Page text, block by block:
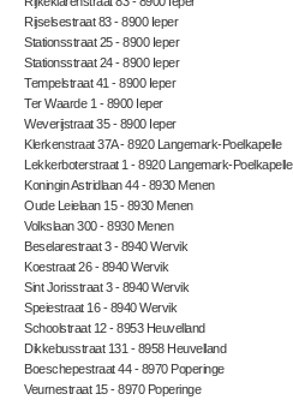
Rijselsestraat 83 - 8900 Ieper
Stationsstraat 25 - 8900 Ieper
Stationsstraat 24 - 8900 Ieper
Tempelstraat 41 - 8900 Ieper
Ter Waarde 1 - 8900 Ieper
Weverijstraat 35 - 8900 Ieper
Klerkenstraat 37A - 8920 Langemark-Poelkapelle
Lekkerboterstraat 1 - 8920 Langemark-Poelkapelle
Koningin Astridlaan 44 - 8930 Menen
Oude Leielaan 15 - 8930 Menen
Volkslaan 300 - 8930 Menen
Beselarestraat 3 - 8940 Wervik
Koestraat 26 - 8940 Wervik
Sint Jorisstraat 3 - 8940 Wervik
Speiestraat 16 - 8940 Wervik
Schoolstraat 12 - 8953 Heuvelland
Dikkebusstraat 131 - 8958 Heuvelland
Boeschepestraat 44 - 8970 Poperinge
Veurnestraat 15 - 8970 Poperinge